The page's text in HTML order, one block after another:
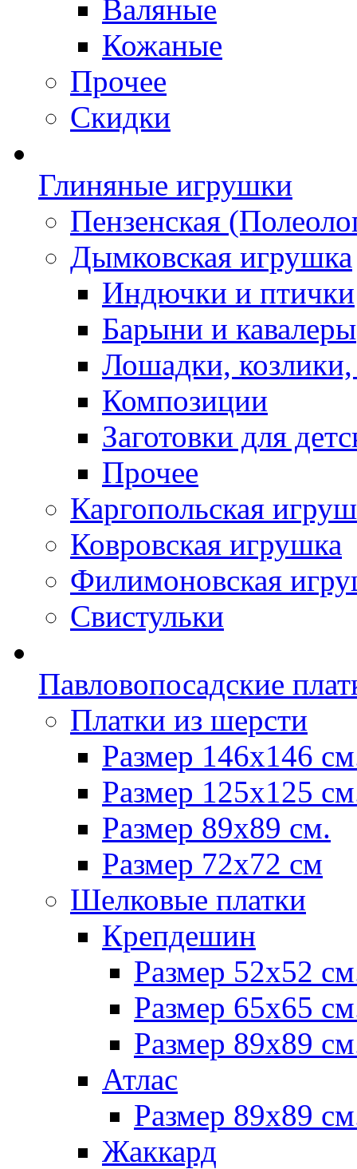
Валяные
Кожаные
Прочее
Скидки
Глиняные игрушки
Пензенская
Дымковская игрушка
Индючки и птички
Барыни и кавалеры
Лошадки,
Композиции
Заготовки для
Прочее
Каргопольская
Ковровская игрушка
Филимоновская
Свистульки
Павловопосадские
Платки из шерсти
Размер 146х146
Размер 125х125
Размер 89х89 см.
Размер 72x72 см
Шелковые платки
Крепдешин
Размер 52х52
Размер 65х65
Размер 89х89
Атлас
Размер 89х89
Жаккард